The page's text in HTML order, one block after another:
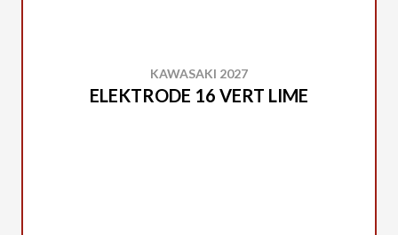
KAWASAKI 2027
ELEKTRODE 16 VERT LIME